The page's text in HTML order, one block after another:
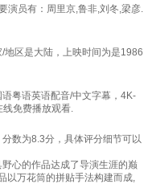
演员有：周里京,鲁非,刘冬,梁彦.
地区是大陆，上映时间为是1986
粤语英语配音/中文字幕，4K-
免费播放观看.
数为8.3分，具体评分细节可以
心的作品达成了导演生涯的巅
以万花筒的拼贴手法构建而成,